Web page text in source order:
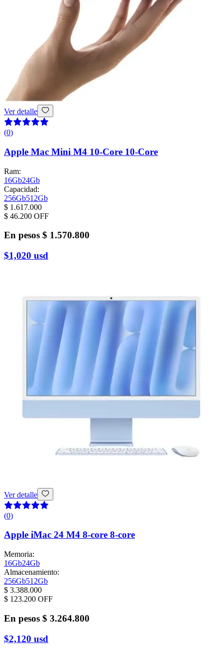
Ver detalle
(0)
Apple Mac Mini M4 10-Core 10-Core
Ram:
16Gb24Gb
Capacidad:
256Gb512Gb
$ 1.617.000
$ 46.200 OFF
En pesos $ 1.570.800
$1,020 usd
Ver detalle
(0)
Apple iMac 24 M4 8-core 8-core
Memoria:
16Gb24Gb
Almacenamiento:
256Gb512Gb
$ 3.388.000
$ 123.200 OFF
En pesos $ 3.264.800
$2,120 usd